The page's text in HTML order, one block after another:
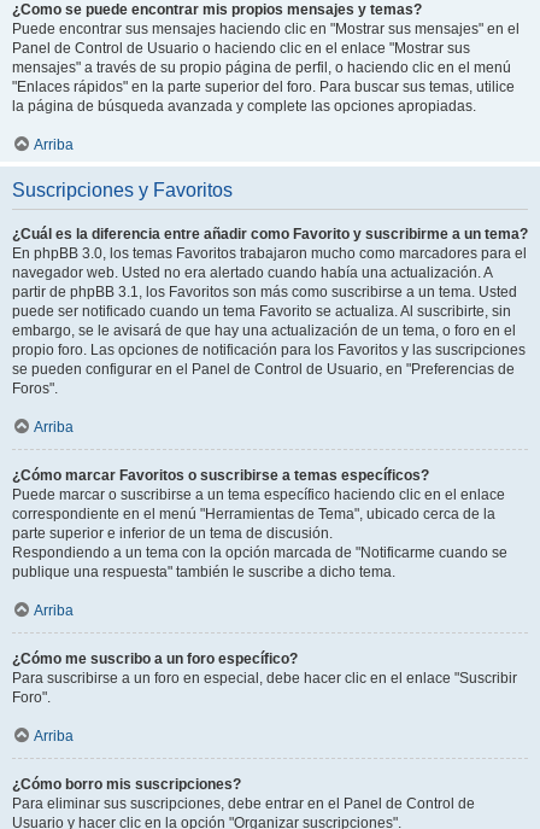
¿Como se puede encontrar mis propios mensajes y temas?
Puede encontrar sus mensajes haciendo clic en "Mostrar sus mensajes" en el
Panel de Control de Usuario o haciendo clic en el enlace "Mostrar sus
mensajes" a través de su propio página de perfil, o haciendo clic en el menú
"Enlaces rápidos" en la parte superior del foro. Para buscar sus temas, utilice
la página de búsqueda avanzada y complete las opciones apropiadas.
Arriba
Suscripciones y Favoritos
¿Cuál es la diferencia entre añadir como Favorito y suscribirme a un tema?
En phpBB 3.0, los temas Favoritos trabajaron mucho como marcadores para el
navegador web. Usted no era alertado cuando había una actualización. A
partir de phpBB 3.1, los Favoritos son más como suscribirse a un tema. Usted
puede ser notificado cuando un tema Favorito se actualiza. Al suscribirte, sin
embargo, se le avisará de que hay una actualización de un tema, o foro en el
propio foro. Las opciones de notificación para los Favoritos y las suscripciones
se pueden configurar en el Panel de Control de Usuario, en "Preferencias de
Foros".
Arriba
¿Cómo marcar Favoritos o suscribirse a temas específicos?
Puede marcar o suscribirse a un tema específico haciendo clic en el enlace
correspondiente en el menú "Herramientas de Tema", ubicado cerca de la
parte superior e inferior de un tema de discusión.
Respondiendo a un tema con la opción marcada de "Notificarme cuando se
publique una respuesta" también le suscribe a dicho tema.
Arriba
¿Cómo me suscribo a un foro específico?
Para suscribirse a un foro en especial, debe hacer clic en el enlace "Suscribir
Foro".
Arriba
¿Cómo borro mis suscripciones?
Para eliminar sus suscripciones, debe entrar en el Panel de Control de
Usuario y hacer clic en la opción "Organizar suscripciones".